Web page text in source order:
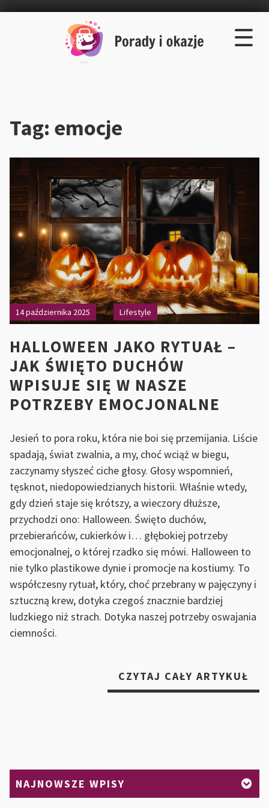
☰
×
Tag: emocje
14 października 2025 Lifestyle
HALLOWEEN JAKO RYTUAŁ –
JAK ŚWIĘTO DUCHÓW
WPISUJE SIĘ W NASZE
POTRZEBY EMOCJONALNE
Jesień to pora roku, która nie boi się przemijania. Liście
spadają, świat zwalnia, a my, choć wciąż w biegu,
zaczynamy słyszeć ciche głosy. Głosy wspomnień,
tęsknot, niedopowiedzianych historii. Właśnie wtedy,
gdy dzień staje się krótszy, a wieczory dłuższe,
przychodzi ono: Halloween. Święto duchów,
przebierańców, cukierków i… głębokiej potrzeby
emocjonalnej, o której rzadko się mówi. Halloween to
nie tylko plastikowe dynie i promocje na kostiumy. To
współczesny rytuał, który, choć przebrany w pajęczyny i
sztuczną krew, dotyka czegoś znacznie bardziej
ludzkiego niż strach. Dotyka naszej potrzeby oswajania
ciemności.
CZYTAJ CAŁY ARTYKUŁ
NAJNOWSZE WPISY